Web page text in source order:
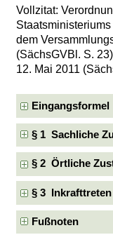
Vollzitat:
dem
(SächsGVBl. S.
12. Mai 2011
Eingangsformel
§ 1 Sachliche
§ 2 Örtliche
§ 3
Fußnoten